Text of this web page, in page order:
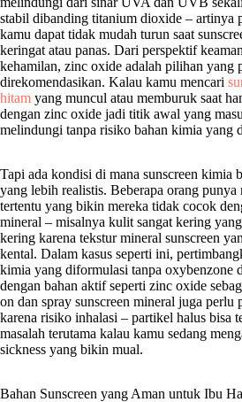
stabil dibanding titanium dioxide – artinya
kamu dapat tidak mudah turun saat
keringat atau panas. Dari perspektif
kehamilan, zinc oxide adalah pilihan yang
direkomendasikan. Kalau kamu mencari
hitam yang muncul atau memburuk saat
dengan zinc oxide jadi titik awal yang
melindungi tanpa risiko bahan kimia yang
Tapi ada kondisi di mana sunscreen kimia
yang lebih realistis. Beberapa orang punya
tertentu yang bikin mereka tidak cocok
mineral – misalnya kulit sangat kering
kering karena tekstur mineral sunscreen
kental. Dalam kasus seperti ini,
kimia yang diformulasi tanpa oxybenzone
dengan bahan aktif seperti zinc oxide
on dan spray sunscreen mineral juga perlu
karena risiko inhalasi – partikel halus bisa
masalah terutama kalau kamu sedang
sickness yang bikin mual.
Bahan Sunscreen yang Aman untuk Ibu